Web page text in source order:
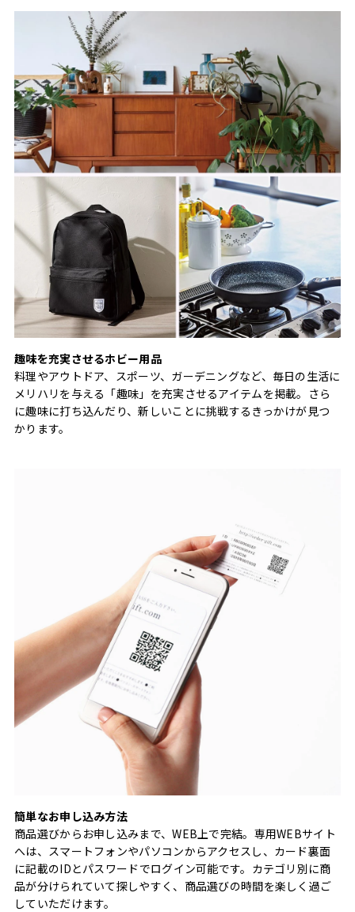
趣味を充実させるホビー用品
料理やアウトドア、スポーツ、ガーデニングなど、毎日の生活に
メリハリを与える「趣味」を充実させるアイテムを掲載。さら
に趣味に打ち込んだり、新しいことに挑戦するきっかけが見つ
かります。
簡単なお申し込み方法
商品選びからお申し込みまで、WEB上で完結。専用WEBサイト
へは、スマートフォンやパソコンからアクセスし、カード裏面
に記載のIDとパスワードでログイン可能です。カテゴリ別に商
品が分けられていて探しやすく、商品選びの時間を楽しく過ご
していただけます。